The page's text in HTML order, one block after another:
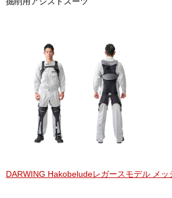
DARWING Hakobeludeレガースモデル メッ